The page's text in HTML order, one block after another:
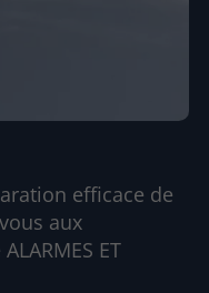
efficace de
aux
ET